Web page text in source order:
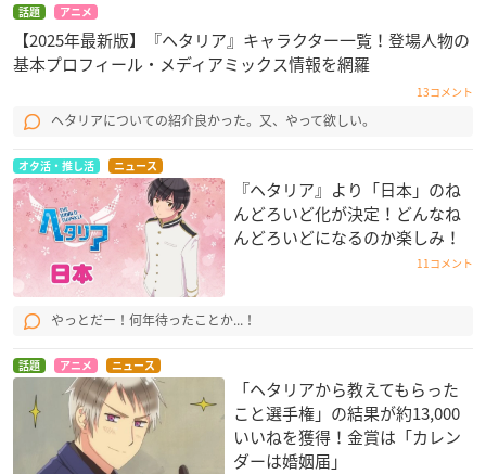
話題 アニメ
【2025年最新版】『ヘタリア』キャラクター一覧！登場人物の
基本プロフィール・メディアミックス情報を網羅
13コメント
ヘタリアについての紹介良かった。又、やって欲しい。
オタ活・推し活 ニュース
『ヘタリア』より「日本」のね
んどろいど化が決定！どんなね
んどろいどになるのか楽しみ！
11コメント
やっとだー！何年待ったことか...！
話題 アニメ ニュース
「ヘタリアから教えてもらった
こと選手権」の結果が約13,000
いいねを獲得！金賞は「カレン
ダーは婚姻届」